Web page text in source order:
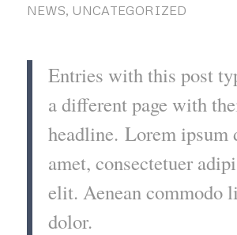
NEWS, UNCATEGORIZED
Entries with this post
a different page with
headline. Lorem ipsum
amet, consectetuer
elit. Aenean commodo
dolor.